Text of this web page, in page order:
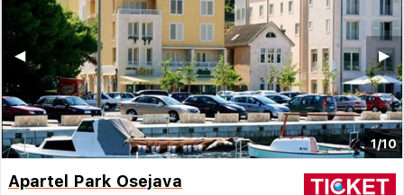
1/10
▶︎
◀︎
Apartel Park Osejava